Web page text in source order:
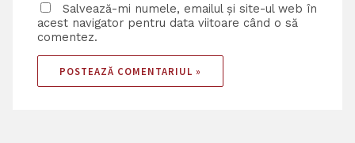
Salvează-mi numele, emailul și site-ul web în
acest navigator pentru data viitoare când o să
comentez.